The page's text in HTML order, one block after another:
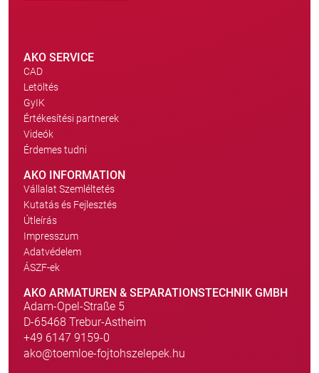
AKO SERVICE
CAD
Letöltés
GyIK
Értékesítési partnerek
Videók
Érdemes tudni
AKO INFORMATION
Vállalat Szemléltetés
Kutatás és Fejlesztés
Útleírás
Impresszum
Adatvédelem
ÁSZF-ek
AKO ARMATUREN & SEPARATIONSTECHNIK GMBH
Adam-Opel-Straße 5
D-65468 Trebur-Astheim
+49 6147 9159-0
ako@toemloe-fojtohszelepek.hu